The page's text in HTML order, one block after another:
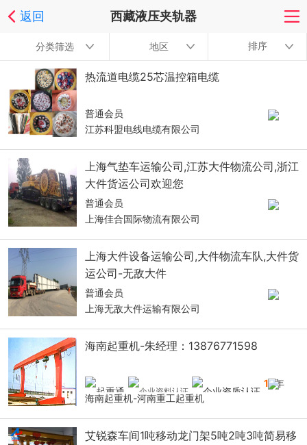
返回 西藏液压夹轨器
分类筛选 地区 排序
热流道电缆25芯温控箱电缆
普通会员
江苏科盟电线电缆有限公司
上海气垫车运输公司,江苏大件物流公司,浙江
大件货运公司欢迎您
普通会员
上海佳合国际物流有限公司
上海大件设备运输公司,大件物流车队,大件货
运公司-无敌大件
普通会员
上海无敌大件运输有限公司
海南起重机-朱经理：13876771598
14年
海南起重机-河南重工起重机
艾锐森车间1吨移动龙门架5吨2吨3吨简易移